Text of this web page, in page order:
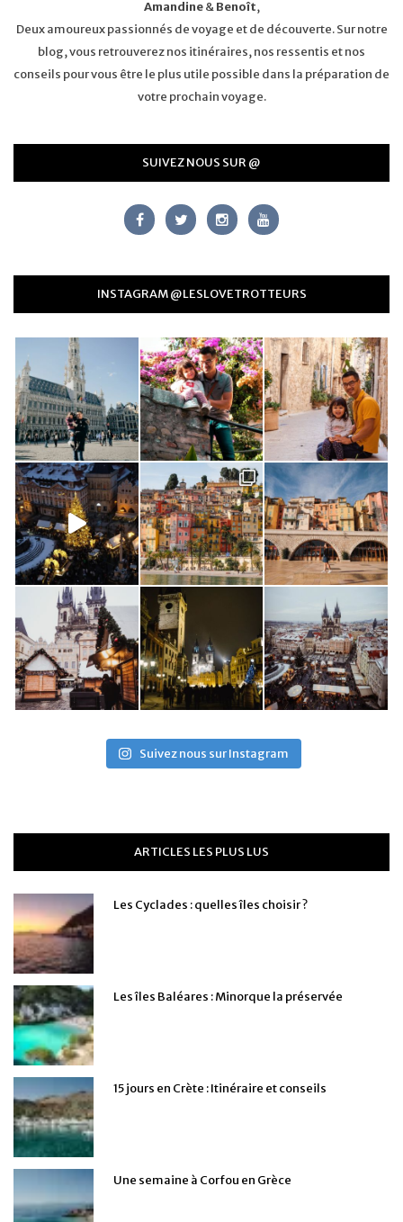
Amandine&Benoît,
Deux amoureux passionnés de voyage et de découverte. Sur notre
blog, vous retrouverez nos itinéraires, nos ressentis et nos
conseils pour vous être le plus utile possible dans la préparation de
votre prochain voyage.
SUIVEZ NOUS SUR @
INSTAGRAM @LESLOVETROTTEURS
Suivez nous sur Instagram
ARTICLES LES PLUS LUS
Les Cyclades : quelles îles choisir ?
Les îles Baléares : Minorque la préservée
15 jours en Crète : Itinéraire et conseils
Une semaine à Corfou en Grèce